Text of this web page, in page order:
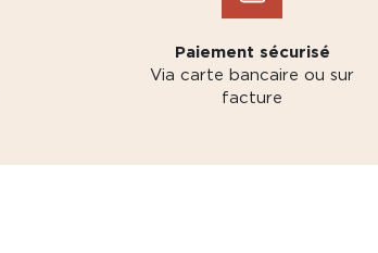
Paiement sécurisé
Via carte bancaire ou sur
facture